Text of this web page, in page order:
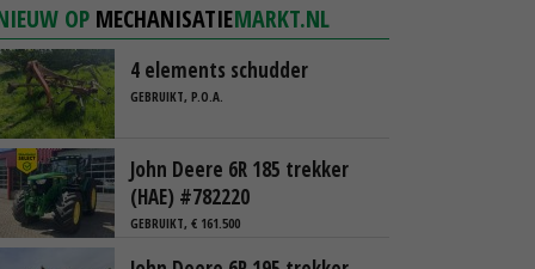
OP MECHANISATIEMARKT.NL
4 elements schudder
GEBRUIKT, P.O.A.
John Deere 6R 185 trekker
(HAE) #782220
GEBRUIKT, € 161.500